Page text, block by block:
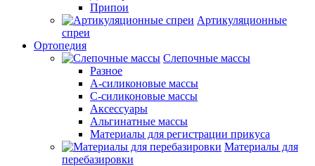
Припои
Артикуляционные
спреи
Ортопедия
Слепочные массы
Разное
А-силиконовые массы
С-силиконовые массы
Аксессуары
Альгинатные массы
Материалы для регистрации прикуса
Материалы для
перебазировки